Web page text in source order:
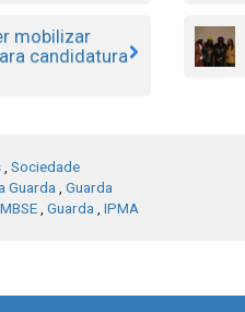
mobilizar
candidatura
Sociedade
Guarda
Guarda
Guarda IPMA